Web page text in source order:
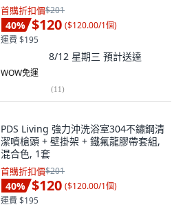
首購折扣價$201
40% $120 ($120.00/1個)
運費 $195
8/12 星期三 預計送達
WOW免運
(11)
PDS Living 強力沖洗浴室304不鏽鋼清
潔噴槍頭 + 壁掛架 + 鐵氟龍膠帶套組,
混合色, 1套
首購折扣價$201
40% $120 ($120.00/1個)
運費 $195